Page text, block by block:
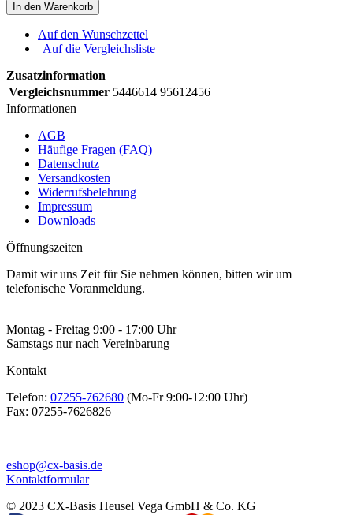
In den Warenkorb
Auf den Wunschzettel
| Auf die Vergleichsliste
Zusatzinformation
Vergleichsnummer 5446614 95612456
Informationen
AGB
Häufige Fragen (FAQ)
Datenschutz
Versandkosten
Widerrufsbelehrung
Impressum
Downloads
Öffnungszeiten
Damit wir uns Zeit für Sie nehmen können, bitten wir um
telefonische Voranmeldung.
Montag - Freitag 9:00 - 17:00 Uhr
Samstags nur nach Vereinbarung
Kontakt
Telefon: 07255-762680 (Mo-Fr 9:00-12:00 Uhr)
Fax: 07255-7626826
eshop@cx-basis.de
Kontaktformular
© 2023 CX-Basis Heusel Vega GmbH & Co. KG